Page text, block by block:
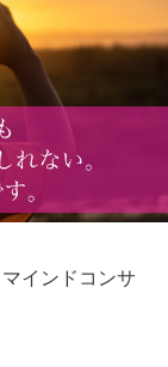
インドコンサ